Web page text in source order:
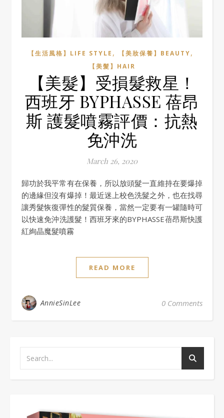
【生活風格】LIFE STYLE , 【美妝保養】BEAUTY,
【美髮】HAIR
【美髮】受損髮救星！
西班牙 BYPHASSE 蓓昂
斯 護髮噴霧評價：抗熱
免沖洗
March 26, 2020
歸功於我平常有在保養，所以放頭髮一直維持在要爆掉
的邊緣但沒有爆掉！最近迷上校色洗髮之外，也在找尋
讓秀髮恢復彈性的髮質保養，當然一定要有一罐隨時可
以快速免沖洗護髮！西班牙來的BYPHASSE蓓昂斯快護
紅絢晶魔髮噴霧
READ MORE
AnnieSinLee 0 Comments